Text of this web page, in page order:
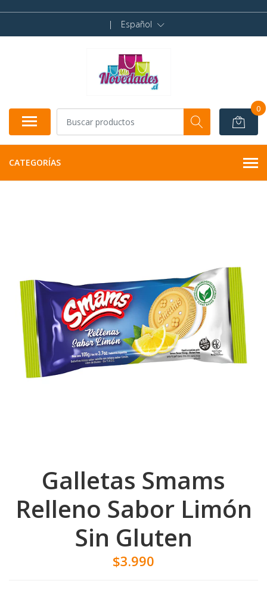
| Español
0
CATEGORÍAS
Galletas Smams
Relleno Sabor Limón
Sin Gluten
$3.990